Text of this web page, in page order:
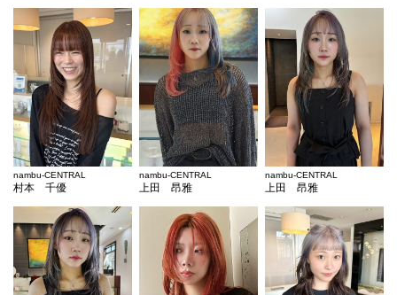
nambu-CENTRAL
村本 千優
nambu-CENTRAL
上田 昂雅
nambu-CENTRAL
上田 昂雅